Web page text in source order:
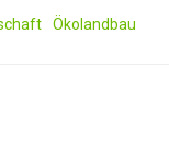
Ökolandbau